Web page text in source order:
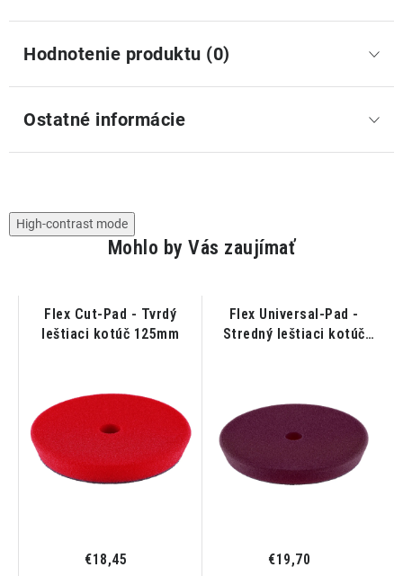
Hodnotenie produktu (0)
Ostatné informácie
High-contrast mode
Mohlo by Vás zaujímať
Flex Cut-Pad - Tvrdý
leštiaci kotúč 125mm
€18,45
Flex Universal-Pad -
Stredný leštiaci kotúč
€19,70